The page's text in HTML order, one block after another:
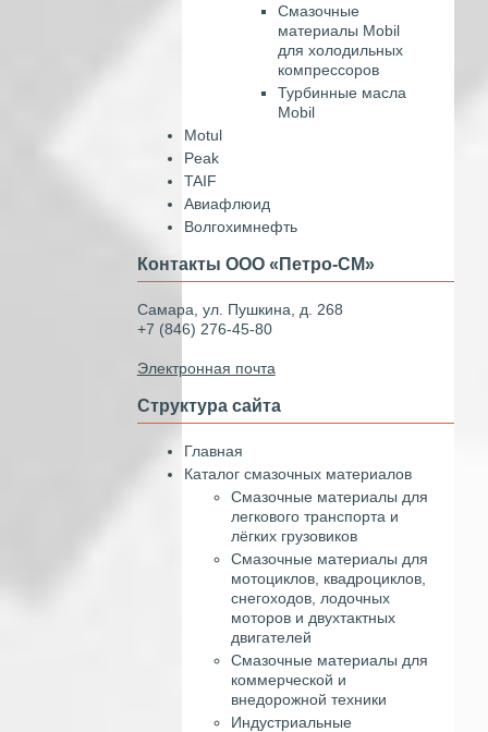
Смазочные
материалы Mobil
для холодильных
компрессоров
Турбинные масла
Mobil
Motul
Peak
TAIF
Авиафлюид
Волгохимнефть
Контакты ООО «Петро-СМ»
Самара, ул. Пушкина, д. 268
+7 (846) 276-45-80
Электронная почта
Структура сайта
Главная
Каталог смазочных материалов
Смазочные материалы для
легкового транспорта и
лёгких грузовиков
Смазочные материалы для
мотоциклов, квадроциклов,
снегоходов, лодочных
моторов и двухтактных
двигателей
Смазочные материалы для
коммерческой и
внедорожной техники
Индустриальные